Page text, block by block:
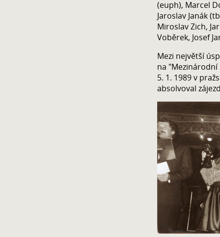
(euph), Marcel
Jaroslav Janák
Miroslav Zich,
Voběrek, Josef
Mezi největší
na
5. 1. 1989 v
absolvoval